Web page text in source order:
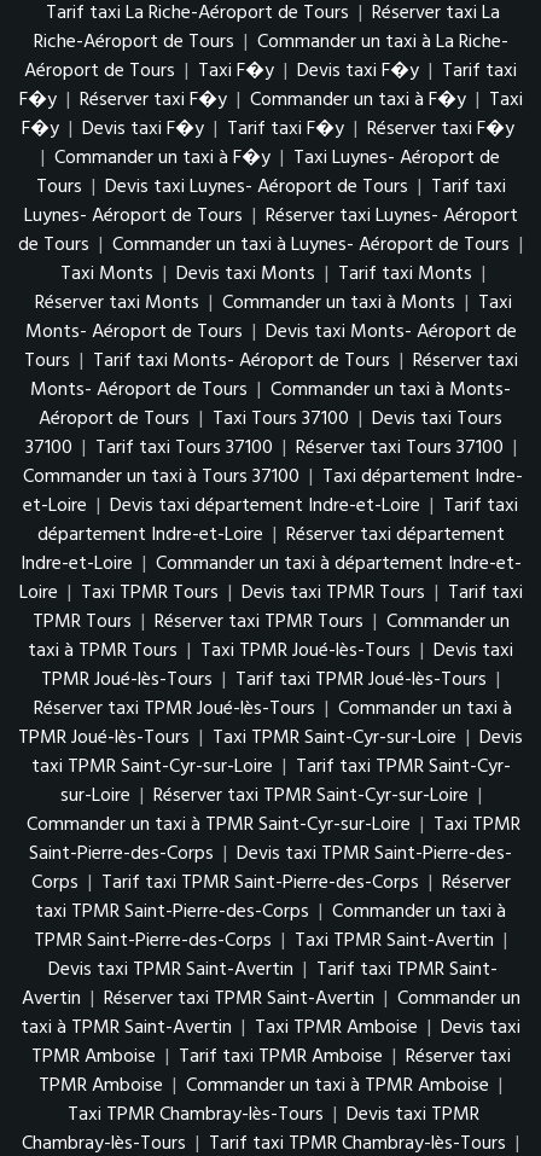
Tarif taxi La Riche-Aéroport de Tours | Réserver taxi La
Riche-Aéroport de Tours | Commander un taxi à La Riche-
Aéroport de Tours | Taxi F�y | Devis taxi F�y | Tarif taxi
F�y | Réserver taxi F�y | Commander un taxi à F�y | Taxi
F�y | Devis taxi F�y | Tarif taxi F�y | Réserver taxi F�y
| Commander un taxi à F�y | Taxi Luynes- Aéroport de
Tours | Devis taxi Luynes- Aéroport de Tours | Tarif taxi
Luynes- Aéroport de Tours | Réserver taxi Luynes- Aéroport
de Tours | Commander un taxi à Luynes- Aéroport de Tours |
Taxi Monts | Devis taxi Monts | Tarif taxi Monts |
Réserver taxi Monts | Commander un taxi à Monts | Taxi
Monts- Aéroport de Tours | Devis taxi Monts- Aéroport de
Tours | Tarif taxi Monts- Aéroport de Tours | Réserver taxi
Monts- Aéroport de Tours | Commander un taxi à Monts-
Aéroport de Tours | Taxi Tours 37100 | Devis taxi Tours
37100 | Tarif taxi Tours 37100 | Réserver taxi Tours 37100 |
Commander un taxi à Tours 37100 | Taxi département Indre-
et-Loire | Devis taxi département Indre-et-Loire | Tarif taxi
département Indre-et-Loire | Réserver taxi département
Indre-et-Loire | Commander un taxi à département Indre-et-
Loire | Taxi TPMR Tours | Devis taxi TPMR Tours | Tarif taxi
TPMR Tours | Réserver taxi TPMR Tours | Commander un
taxi à TPMR Tours | Taxi TPMR Joué-lès-Tours | Devis taxi
TPMR Joué-lès-Tours | Tarif taxi TPMR Joué-lès-Tours |
Réserver taxi TPMR Joué-lès-Tours | Commander un taxi à
TPMR Joué-lès-Tours | Taxi TPMR Saint-Cyr-sur-Loire | Devis
taxi TPMR Saint-Cyr-sur-Loire | Tarif taxi TPMR Saint-Cyr-
sur-Loire | Réserver taxi TPMR Saint-Cyr-sur-Loire |
Commander un taxi à TPMR Saint-Cyr-sur-Loire | Taxi TPMR
Saint-Pierre-des-Corps | Devis taxi TPMR Saint-Pierre-des-
Corps | Tarif taxi TPMR Saint-Pierre-des-Corps | Réserver
taxi TPMR Saint-Pierre-des-Corps | Commander un taxi à
TPMR Saint-Pierre-des-Corps | Taxi TPMR Saint-Avertin |
Devis taxi TPMR Saint-Avertin | Tarif taxi TPMR Saint-
Avertin | Réserver taxi TPMR Saint-Avertin | Commander un
taxi à TPMR Saint-Avertin | Taxi TPMR Amboise | Devis taxi
TPMR Amboise | Tarif taxi TPMR Amboise | Réserver taxi
TPMR Amboise | Commander un taxi à TPMR Amboise |
Taxi TPMR Chambray-lès-Tours | Devis taxi TPMR
Chambray-lès-Tours | Tarif taxi TPMR Chambray-lès-Tours |